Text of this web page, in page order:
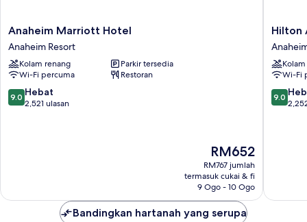
Anaheim
Marriott
Hotel
Anaheim
Resort
Anaheim Marriott Hotel
Anaheim Resort
Kolam renang
Parkir tersedia
Wi-Fi percuma
Restoran
9.0
daripada
9.0 Hebat
2,521 ulasan
Harga
ialah
RM652
RM652
RM767 jumlah
termasuk cukai & fi
9 Ogo - 10 Ogo
Hilton
Resort
Hilton
Wi-Fi
9.0
9.0
Bandingkan hartanah yang serupa